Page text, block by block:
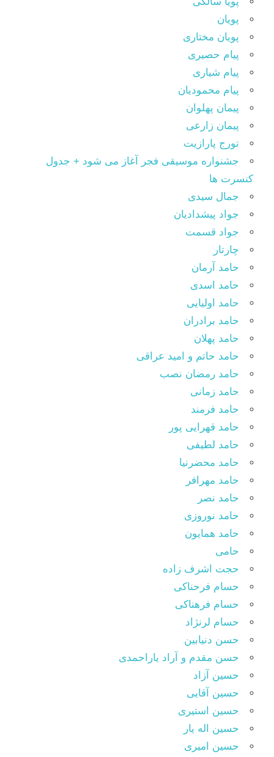
پویان
پویان مختاری
پیام حصیری
پیام شیاری
پیام محمودیان
پیمان پهلوان
پیمان زارعی
تورج پارازیت
جشنواره موسیقی فجر آغاز می شود + جدول
کنسرت ها
جمال سیدی
جواد پیشدادیان
جواد قسمت
چارتار
حامد آرمان
حامد اسدی
حامد اولیایی
حامد برادران
حامد پهلان
حامد حاتم و امید عراقی
حامد رمضان نصب
حامد زمانی
حامد فرمند
حامد قهرایی پور
حامد لطیفی
حامد محضرنیا
حامد مهرافر
حامد نصر
حامد نوروزی
حامد همایون
حامی
حجت اشرف زاده
حسام فرحناکی
حسام فرهناکی
حسام لرنژاد
حسن دنیابین
حسن مقدم و آراد یاراحمدی
حسین آزاد
حسین آقایی
حسین استیری
حسین اله یار
حسین امیری